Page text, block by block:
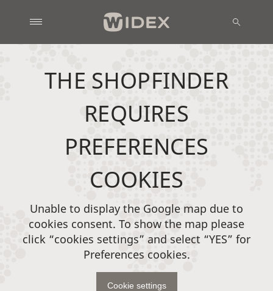
THE SHOPFINDER
REQUIRES
PREFERENCES
COOKIES
Unable to display the Google map due to
cookies consent. To show the map please
click “cookies settings” and select “YES” for
Preferences cookies.
Cookie settings